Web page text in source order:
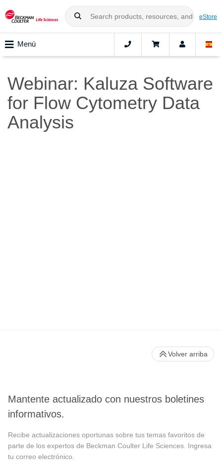
eStore
Menú
Webinar: Kaluza Software
for Flow Cytometry Data
Analysis
Mantente actualizado con nuestros boletines
informativos.
Recibe actualizaciones oportunas sobre tus temas favoritos de
parte de los expertos de Beckman Coulter Life Sciences. Ingresa
tu correo electrónico.
Volver arriba